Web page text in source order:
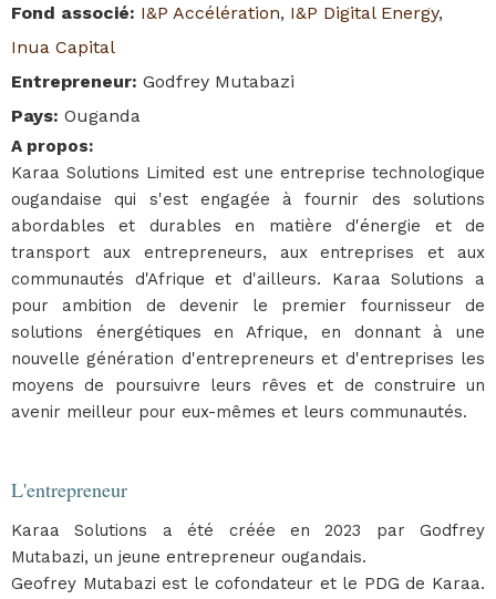
Fond associé: I&P Accélération, I&P Digital Energy,
Inua Capital
Entrepreneur: Godfrey Mutabazi
Pays: Ouganda
A propos:
Karaa Solutions Limited est une entreprise technologique
ougandaise qui s'est engagée à fournir des solutions
abordables et durables en matière d'énergie et de
transport aux entrepreneurs, aux entreprises et aux
communautés d'Afrique et d'ailleurs. Karaa Solutions a
pour ambition de devenir le premier fournisseur de
solutions énergétiques en Afrique, en donnant à une
nouvelle génération d'entrepreneurs et d'entreprises les
moyens de poursuivre leurs rêves et de construire un
avenir meilleur pour eux-mêmes et leurs communautés.
L'entrepreneur
Karaa Solutions a été créée en 2023 par Godfrey
Mutabazi, un jeune entrepreneur ougandais.
Geofrey Mutabazi est le cofondateur et le PDG de Karaa.